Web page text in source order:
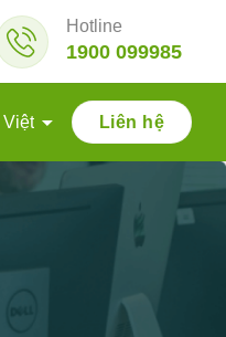
Hotline
1900 099985
Liên hệ